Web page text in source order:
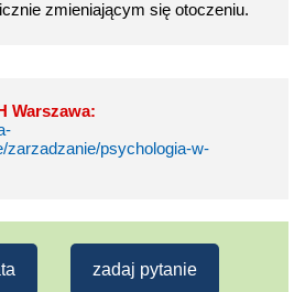
zmieniającym się otoczeniu.
Warszawa:
zarzadzanie/psychologia-w-
zadaj pytanie